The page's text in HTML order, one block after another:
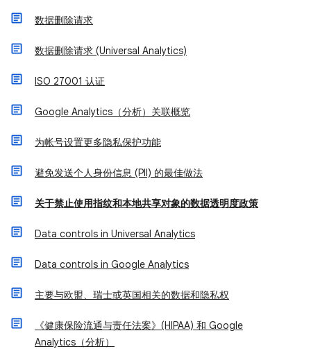
数据删除请求
数据删除请求 (Universal Analytics)
ISO 27001 认证
Google Analytics（分析）关联概览
为帐号设置更多隐私保护功能
避免发送个人身份信息 (PII) 的最佳做法
关于禁止使用指纹和本地共享对象的数据透明度政策
Data controls in Universal Analytics
Data controls in Google Analytics
主要与欧盟、瑞士或英国相关的数据和隐私权
《健康保险流通与责任法案》(HIPAA) 和 Google
Analytics（分析）